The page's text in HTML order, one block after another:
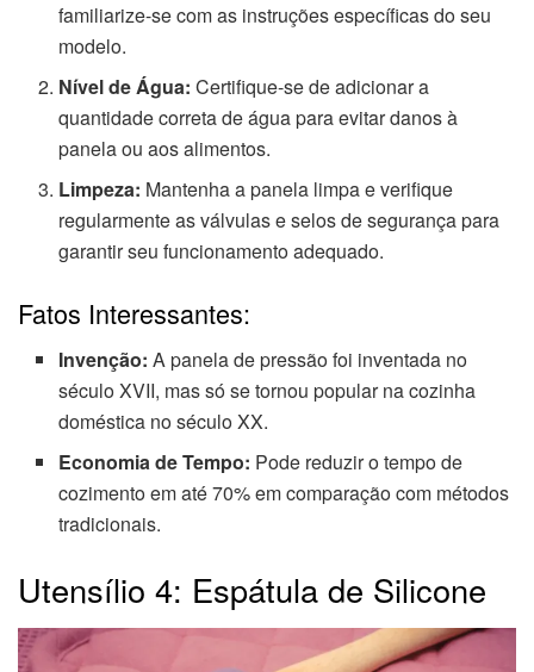
familiarize-se com as instruções específicas do seu
modelo.
Nível de Água: Certifique-se de adicionar a
quantidade correta de água para evitar danos à
panela ou aos alimentos.
Limpeza: Mantenha a panela limpa e verifique
regularmente as válvulas e selos de segurança para
garantir seu funcionamento adequado.
Fatos Interessantes:
Invenção: A panela de pressão foi inventada no
século XVII, mas só se tornou popular na cozinha
doméstica no século XX.
Economia de Tempo: Pode reduzir o tempo de
cozimento em até 70% em comparação com métodos
tradicionais.
Utensílio 4: Espátula de Silicone